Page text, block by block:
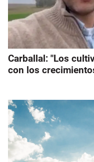
Carballal: "Los
con los